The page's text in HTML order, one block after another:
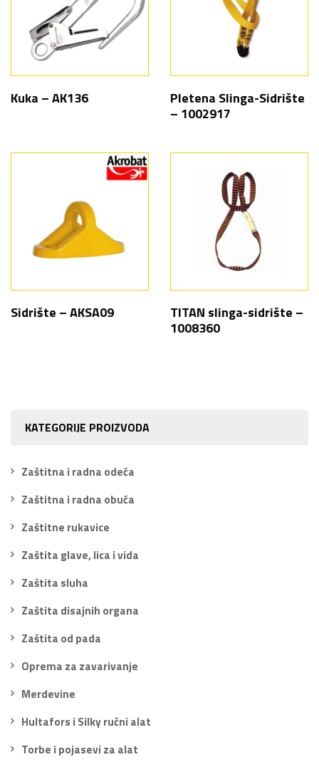
KATEGORIJE PROIZVODA
Zaštitna i radna odeća
Zaštitna i radna obuća
Zaštitne rukavice
Zaštita glave, lica i vida
Zaštita sluha
Zaštita disajnih organa
Zaštita od pada
Oprema za zavarivanje
Merdevine
Hultafors i Silky ručni alat
Torbe i pojasevi za alat
Kuka – AK136
Pletena Slinga-Sidrište
– 1002917
Sidrište – AKSA09
TITAN slinga-sidrište –
1008360